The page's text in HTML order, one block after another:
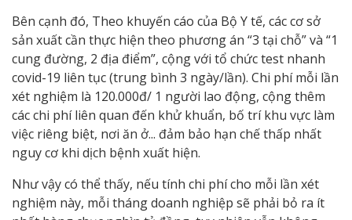
Bên cạnh đó, Theo khuyến cáo của Bộ Y tế, các cơ sở
sản xuất cần thực hiện theo phương án “3 tại chỗ” và “1
cung đường, 2 địa điểm”, cộng với tổ chức test nhanh
covid-19 liên tục (trung bình 3 ngày/lần). Chi phí mỗi lần
xét nghiệm là 120.000đ/ 1 người lao động, cộng thêm
các chi phí liên quan đến khử khuẩn, bố trí khu vực làm
việc riêng biệt, nơi ăn ở... đảm bảo hạn chế thấp nhất
nguy cơ khi dịch bệnh xuất hiện.
Như vậy có thể thấy, nếu tính chi phí cho mỗi lần xét
nghiệm này, mỗi tháng doanh nghiệp sẽ phải bỏ ra ít